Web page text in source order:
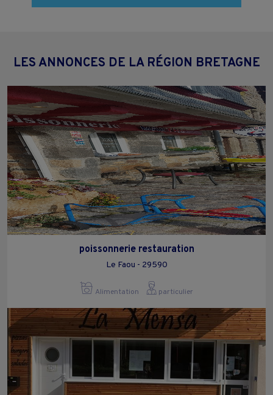
LES ANNONCES DE LA RÉGION BRETAGNE
poissonnerie restauration
Le Faou - 29590
Alimentation particulier